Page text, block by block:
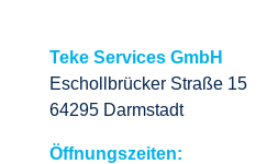
Teke Services GmbH
Eschollbrücker Straße 15
64295 Darmstadt
Öffnungszeiten: